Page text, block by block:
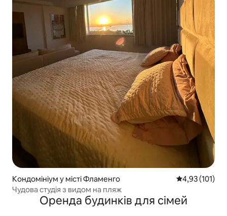
Кондомініум у місті Фламенго Середня
4,93 (101)
Чудова студія з видом на пляж
Оренда будинків для сімей